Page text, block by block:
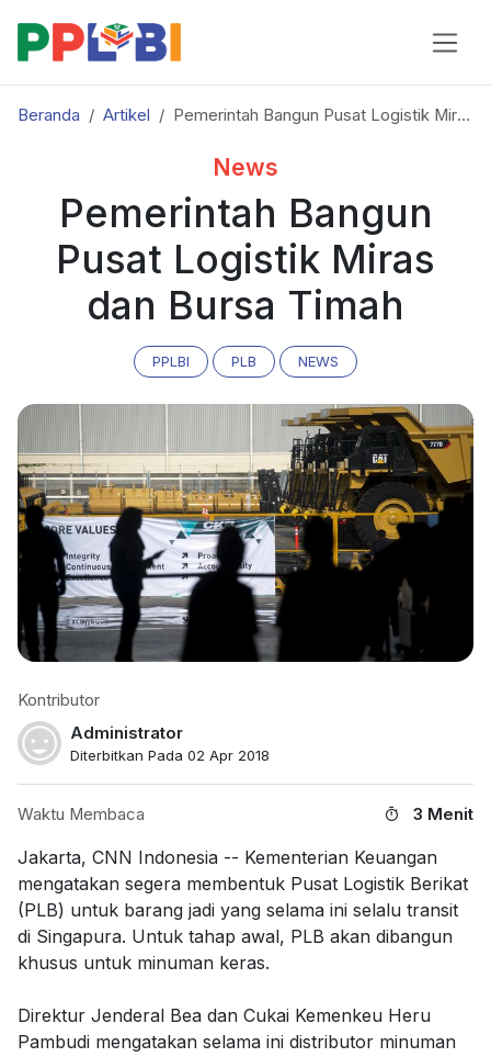
Beranda Artikel Pemerintah Bangun Pusat Logistik Miras dan Bursa Timah
News
Pemerintah Bangun
Pusat Logistik Miras
dan Bursa Timah
PPLBI PLB NEWS
Kontributor
Administrator
Diterbitkan Pada 02 Apr 2018
Waktu Membaca 3 Menit
Jakarta, CNN Indonesia -- Kementerian Keuangan
mengatakan segera membentuk Pusat Logistik Berikat
(PLB) untuk barang jadi yang selama ini selalu transit
di Singapura. Untuk tahap awal, PLB akan dibangun
khusus untuk minuman keras.
Direktur Jenderal Bea dan Cukai Kemenkeu Heru
Pambudi mengatakan selama ini distributor minuman